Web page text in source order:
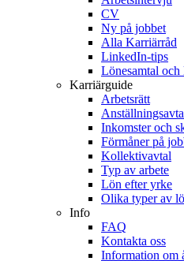
CV
Ny på jobbet
Alla Karriärråd
LinkedIn-tips
Lönesamtal
Karriärguide
Arbetsrätt
Inkomster och
Förmåner på
Kollektivavtal
Typ av arbete
Lön efter yrke
Olika typer av
Info
FAQ
Kontakta oss
Information om